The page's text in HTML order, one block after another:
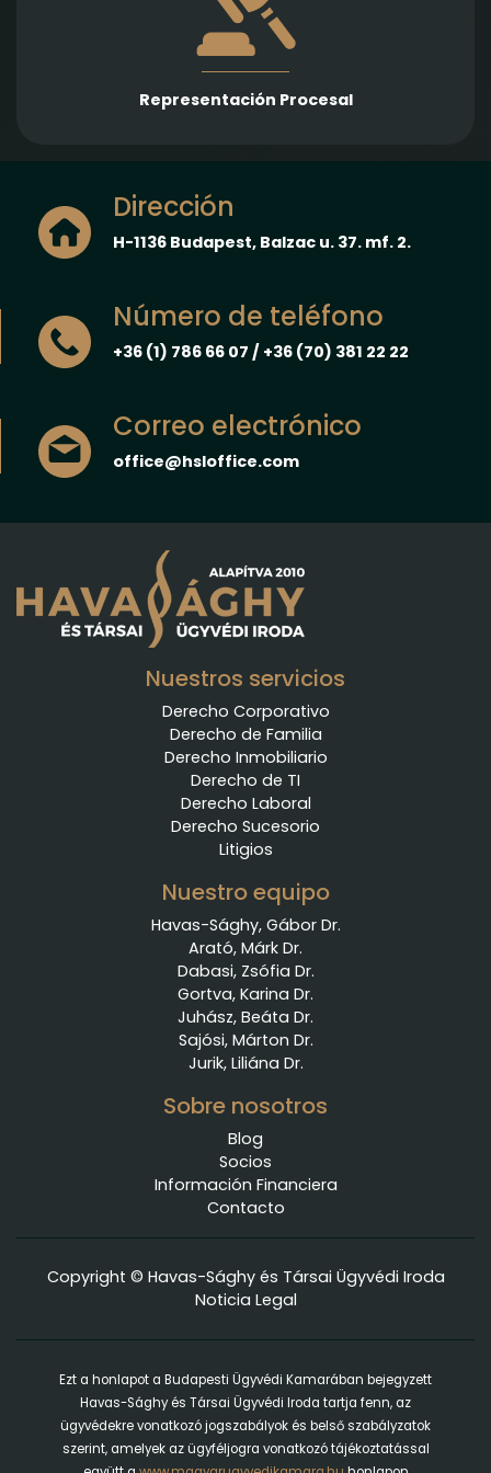
Representación Procesal
en una amplia gama de áreas jurídicas, con el
objetivo de proteger y hacer valer los intereses de
Dirección
H-1136 Budapest, Balzac u. 37. mf. 2.
Número de teléfono
+36 (1) 786 66 07 / +36 (70) 381 22 22
Correo electrónico
office@hsloffice.com
Nuestros servicios
Derecho Corporativo
Derecho de Familia
Derecho Inmobiliario
Derecho de TI
Derecho Laboral
Derecho Sucesorio
Litigios
Nuestro equipo
Havas-Sághy, Gábor Dr.
Arató, Márk Dr.
Dabasi, Zsófia Dr.
Gortva, Karina Dr.
Juhász, Beáta Dr.
Sajósi, Márton Dr.
Jurik, Liliána Dr.
Sobre nosotros
Blog
Socios
Información Financiera
Contacto
Copyright © Havas-Sághy és Társai Ügyvédi Iroda
Noticia Legal
Ezt a honlapot a Budapesti Ügyvédi Kamarában bejegyzett
Havas-Sághy és Társai Ügyvédi Iroda tartja fenn, az
ügyvédekre vonatkozó jogszabályok és belső szabályzatok
szerint, amelyek az ügyféljogra vonatkozó tájékoztatással